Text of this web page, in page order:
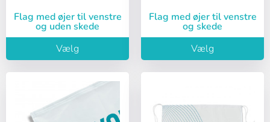
Flag med øjer til venstre
og uden skede
Vælg
Flag med øjer til venstre
og skede
Vælg